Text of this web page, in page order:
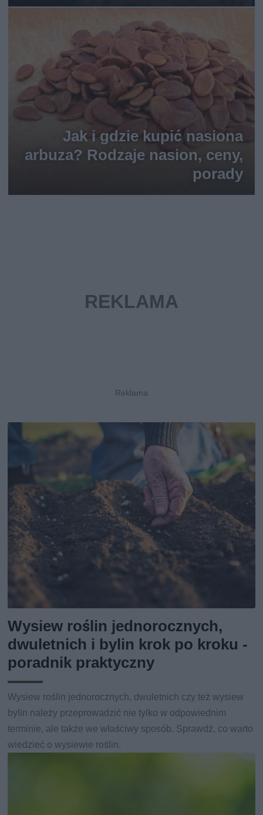
Jak i gdzie kupić nasiona
arbuza? Rodzaje nasion, ceny,
porady
Wysiew roślin jednorocznych,
dwuletnich i bylin krok po kroku -
poradnik praktyczny
Wysiew roślin jednorocznych, dwuletnich czy też wysiew
bylin należy przeprowadzić nie tylko w odpowiednim
terminie, ale także we właściwy sposób. Sprawdź, co warto
wiedzieć o wysiewie roślin.